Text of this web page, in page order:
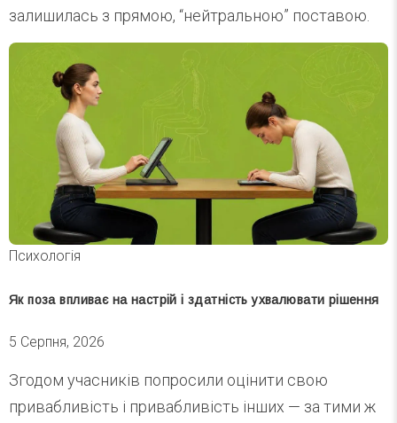
залишилась з прямою, “нейтральною” поставою.
Психологія
Як поза впливає на настрій і здатність ухвалювати рішення
5 Серпня, 2026
Згодом учасників попросили оцінити свою
привабливість і привабливість інших — за тими ж